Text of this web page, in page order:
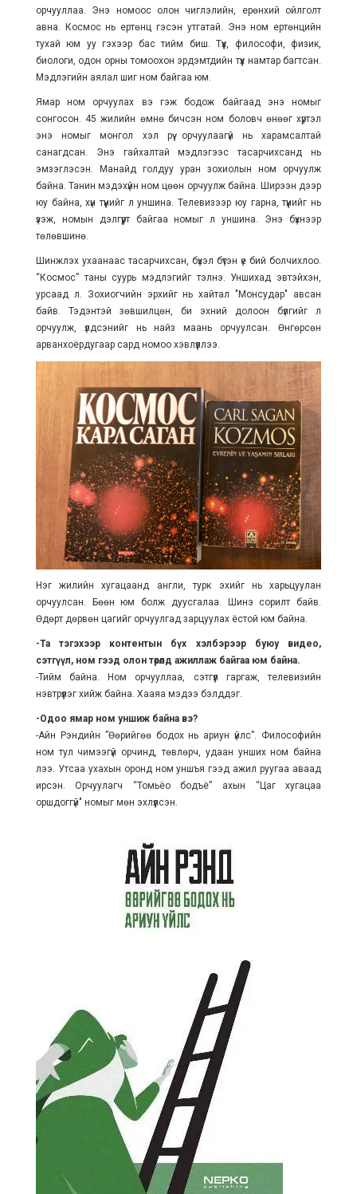
орчууллаа. Энэ номоос олон чиглэлийн, ерөнхий ойлголт
авна. Космос нь ертөнц гэсэн утгатай. Энэ ном ертөнцийн
тухай юм уу гэхээр бас тийм биш. Түүх, философи, физик,
биологи, одон орны томоохон эрдэмтдийн түүх намтар багтсан.
Мэдлэгийн аялал шиг ном байгаа юм.
Ямар ном орчуулах вэ гэж бодож байгаад энэ номыг
сонгосон. 45 жилийн өмнө бичсэн ном боловч өнөөг хүртэл
энэ номыг монгол хэл рүү орчуулаагүй нь харамсалтай
санагдсан. Энэ гайхалтай мэдлэгээс тасарчихсанд нь
эмзэглэсэн. Манайд голдуу уран зохиолын ном орчуулж
байна. Танин мэдэхүйн ном цөөн орчуулж байна. Ширээн дээр
юу байна, хүн түүнийг л уншина. Телевизээр юу гарна, түүнийг нь
үзэж, номын дэлгүүрт байгаа номыг л уншина. Энэ бүхнээр
төлөвшинө.
Шинжлэх ухаанаас тасарчихсан, бүхэл бүтэн үе бий болчихлоо.
“Космос” таны суурь мэдлэгийг тэлнэ. Уншихад эвтэйхэн,
урсаад л. Зохиогчийн эрхийг нь хайтал "Монсудар" авсан
байв. Тэдэнтэй зөвшилцөн, би эхний долоон бүлгийг л
орчуулж, үлдсэнийг нь найз маань орчуулсан. Өнгөрсөн
арванхоёрдугаар сард номоо хэвлүүллээ.
Нэг жилийн хугацаанд англи, турк эхийг нь харьцуулан
орчуулсан. Бөөн юм болж дуусгалаа. Шинэ сорилт байв.
Өдөрт дөрвөн цагийг орчуулгад зарцуулах ёстой юм байна.
-Та тэгэхээр контентын бүх хэлбэрээр буюу видео,
сэтгүүл, ном гээд олон төрөлд ажиллаж байгаа юм байна.
-Тийм байна. Ном орчууллаа, сэтгүүл гаргаж, телевизийн
нэвтрүүлэг хийж байна. Хааяа мэдээ бэлддэг.
-Одоо ямар ном уншиж байна вэ?
-Айн Рэндийн ”Өөрийгөө бодох нь ариун үйлс”. Философийн
ном тул чимээгүй орчинд, төвлөрч, удаан унших ном байна
лээ. Утсаа ухахын оронд ном уншъя гээд ажил руугаа аваад
ирсэн. Орчуулагч “Томьёо бодъё” ахын “Цаг хугацаа
оршдоггүй" номыг мөн эхлүүлсэн.